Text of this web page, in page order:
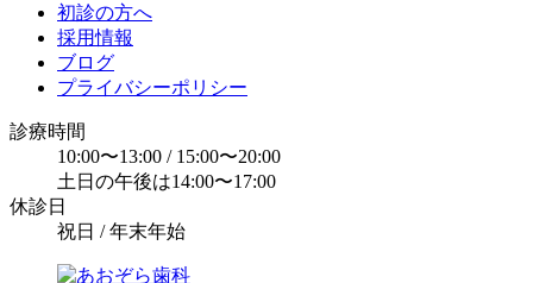
初診の方へ
採用情報
ブログ
プライバシーポリシー
診療時間
10:00〜13:00 / 15:00〜20:00
土日の午後は14:00〜17:00
休診日
祝日 / 年末年始